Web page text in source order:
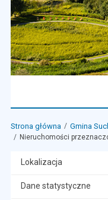
Strona główna Gmina
Nieruchomości
Lokalizacja
Dane statystyczne